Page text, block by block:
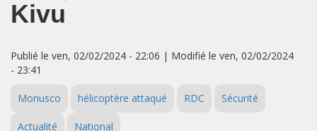
Kivu
Publié le ven, 02/02/2024 - 22:06 | Modifié le ven, 02/02/2024
- 23:41
Monusco hélicoptère attaqué RDC Sécurité
Actualité National